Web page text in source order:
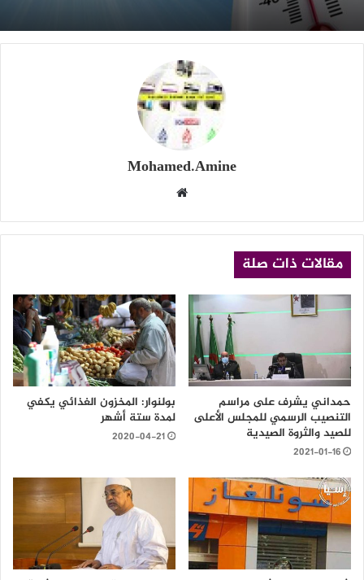
درجة…
Mohamed.Amine
مقالات ذات صلة
حمداني يشرف على مراسم
التنصيب الرسمي للمجلس الأعلى
للصيد والثروة الصيدية
2021-01-16
بولنوار: المخزون الغذائي يكفي
لمدة ستة أشهر
2020-04-21